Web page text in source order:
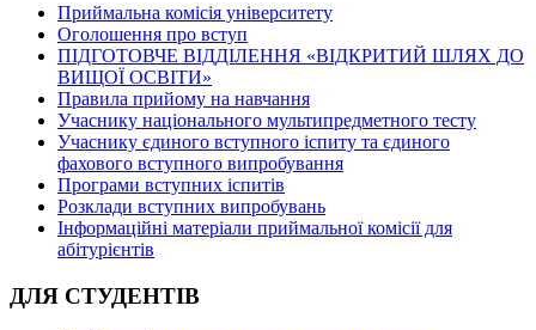
Приймальна комісія університету
Оголошення про вступ
ПІДГОТОВЧЕ ВІДДІЛЕННЯ «ВІДКРИТИЙ ШЛЯХ ДО
ВИЩОЇ ОСВІТИ»
Правила прийому на навчання
Учаснику національного мультипредметного тесту
Учаснику єдиного вступного іспиту та єдиного
фахового вступного випробування
Програми вступних іспитів
Розклади вступних випробувань
Інформаційні матеріали приймальної комісії для
абітурієнтів
ДЛЯ СТУДЕНТІВ